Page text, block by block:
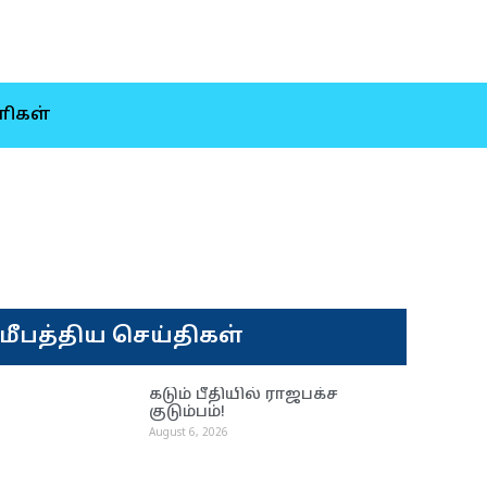
செய்திகள்
கடும் பீதியில் ராஜபக்ச
குடும்பம்!
August 6, 2026